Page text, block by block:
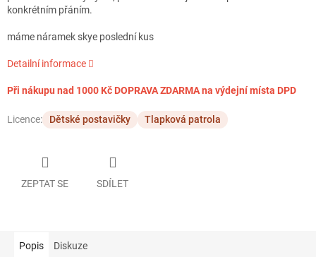
konkrétním přáním.
máme náramek skye poslední kus
Detailní informace
Při nákupu nad 1000 Kč DOPRAVA ZDARMA na výdejní místa DPD
Licence: Dětské postavičky Tlapková patrola
ZEPTAT SE SDÍLET
Popis Diskuze